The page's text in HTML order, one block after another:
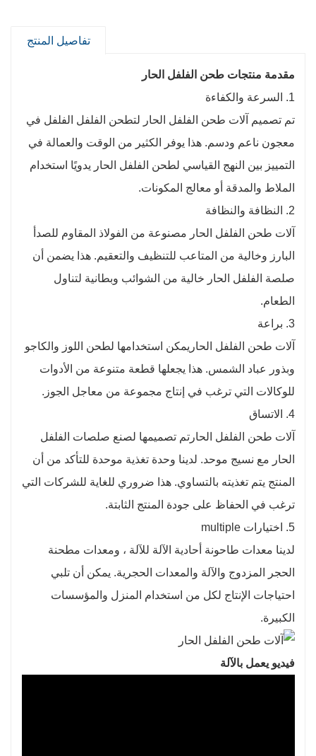
تفاصيل المنتج
مقدمة منتجات طحن الفلفل الحار
1. السرعة والكفاءة
تم تصميم آلات طحن الفلفل الحار لتطحن الفلفل الفلفل في
معجون ناعم ودسم. هذا يوفر الكثير من الوقت والعمالة في
التمييز بين النهج القياسي لطحن الفلفل الحار يدويًا استخدام
الملاط والمدقة أو معالج المكونات.
2. النظافة والنظافة
آلات طحن الفلفل الحار مصنوعة من الفولاذ المقاوم للصدأ
البارز وخالية من المتاعب للتنظيف والتعقيم. هذا يضمن أن
صلصة الفلفل الحار خالية من الشوائب وبطانية لتناول
الطعام.
3. براعة
آلات طحن الفلفل الحار يمكن استخدامها لطحن اللوز والكاجو
وبذور عباد الشمس. هذا يجعلها قطعة متنوعة من الأدوات
للوكالات التي ترغب في إنتاج مجموعة من معاجل الجوز.
4. الاتساق
آلات طحن الفلفل الحار تم تصميمها لصنع صلصات الفلفل
الحار مع نسيج موحد. لدينا وحدة تغذية موحدة للتأكد من أن
المنتج يتم تغذيته بالتساوي. هذا ضروري للغاية للشركات التي
ترغب في الحفاظ على جودة المنتج الثابتة.
5. اختيارات multiple
لدينا معدات طاحونة أحادية الآلة للآلة ، ومعدات مطحنة
الحجر المزدوج والآلة والمعدات الحجرية. يمكن أن تلبي
احتياجات الإنتاج لكل من استخدام المنزل والمؤسسات
الكبيرة.
فيديو يعمل بالآلة